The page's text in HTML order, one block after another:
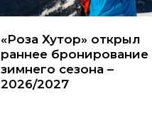
«Роза Хутор» открыл
раннее бронирование
зимнего сезона –
2026/2027